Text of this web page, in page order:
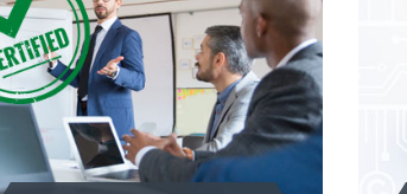
جهت مشاهده مراحل خرید خودروی خود به
این بخش مراجعه فرمایید
مشاهده